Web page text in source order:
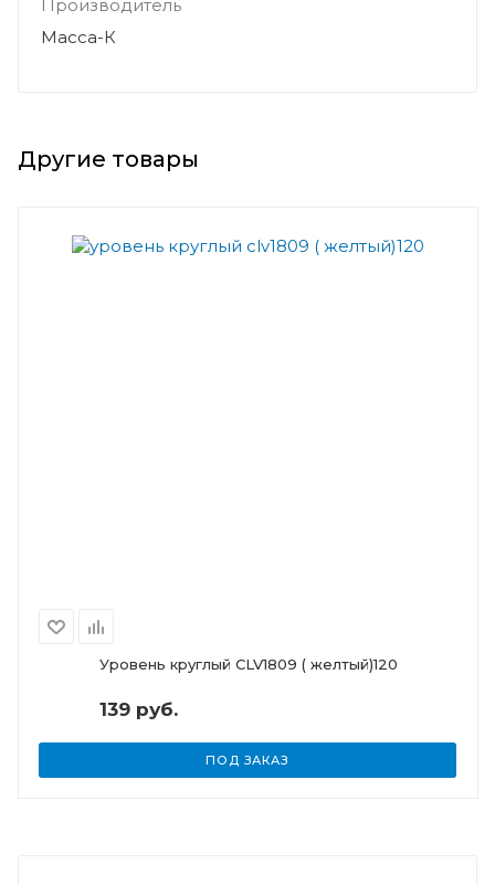
Производитель
Масса-К
Другие товары
Уровень круглый CLV1809 ( желтый)120
139 руб.
ПОД ЗАКАЗ